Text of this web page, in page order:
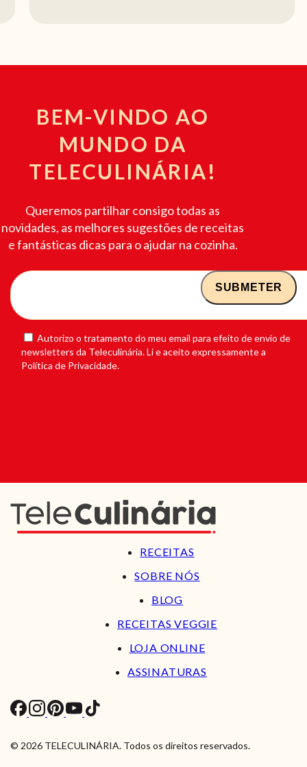
BEM-VINDO AO
MUNDO DA
TELECULINÁRIA!
Queremos partilhar consigo todas as
novidades, as melhores sugestões de receitas
e fantásticas dicas para o ajudar na cozinha.
Autorizo o tratamento do meu email para efeito de envio de
newsletters da Teleculinária. Li e aceito expressamente a
Política de Privacidade.
RECEITAS
SOBRE NÓS
BLOG
RECEITAS VEGGIE
LOJA ONLINE
ASSINATURAS
© 2026 TELECULINÁRIA. Todos os direitos reservados.